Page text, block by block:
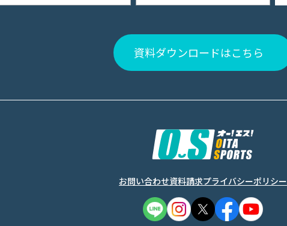
資料ダウンロードはこちら
お問い合わせ資料請求プライバシーポリシー